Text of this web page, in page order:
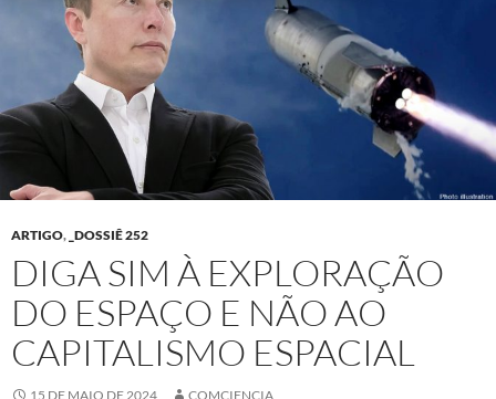
ARTIGO, _DOSSIÊ 252
DIGA SIM À EXPLORAÇÃO
DO ESPAÇO E NÃO AO
CAPITALISMO ESPACIAL
15 DE MAIO DE 2024 COMCIENCIA